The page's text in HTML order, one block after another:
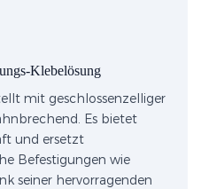
Klebelösung
mit geschlossenzelliger
Es bietet
und ersetzt
Befestigungen wie
seiner hervorragenden